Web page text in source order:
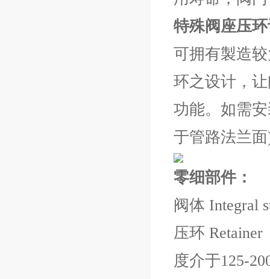
特殊阀座压
可拥有製造
环之设计，
功能。如需
于管路法兰
零细部件：
阀体 Integral
压环
度介于125-